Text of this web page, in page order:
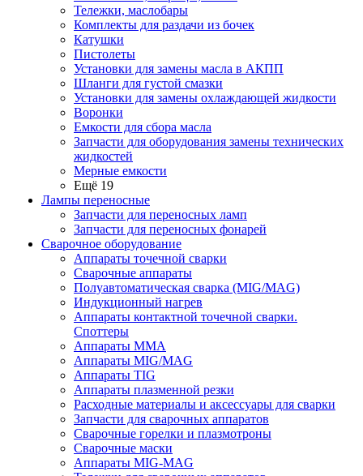
Тележки, маслобары
Комплекты для раздачи из бочек
Катушки
Пистолеты
Установки для замены масла в АКПП
Шланги для густой смазки
Установки для замены охлаждающей жидкости
Воронки
Емкости для сбора масла
Запчасти для оборудования замены технических
жидкостей
Мерные емкости
Ещё 19
Лампы переносные
Запчасти для переносных ламп
Запчасти для переносных фонарей
Сварочное оборудование
Аппараты точечной сварки
Сварочные аппараты
Полуавтоматическая сварка (MIG/MAG)
Индукционный нагрев
Аппараты контактной точечной сварки.
Споттеры
Аппараты MMA
Аппараты MIG/MAG
Аппараты TIG
Аппараты плазменной резки
Расходные материалы и аксессуары для сварки
Запчасти для сварочных аппаратов
Сварочные горелки и плазмотроны
Сварочные маски
Аппараты MIG-MAG